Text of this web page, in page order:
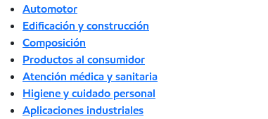
Automotor
Edificación y construcción
Composición
Productos al consumidor
Atención médica y sanitaria
Higiene y cuidado personal
Aplicaciones industriales